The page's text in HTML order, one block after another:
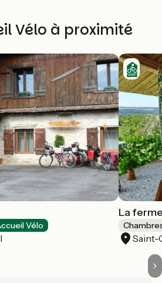
Vélo à proximité
Vélo
La
Saint-